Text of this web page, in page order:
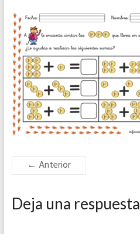
← Anterior
Deja una respuesta